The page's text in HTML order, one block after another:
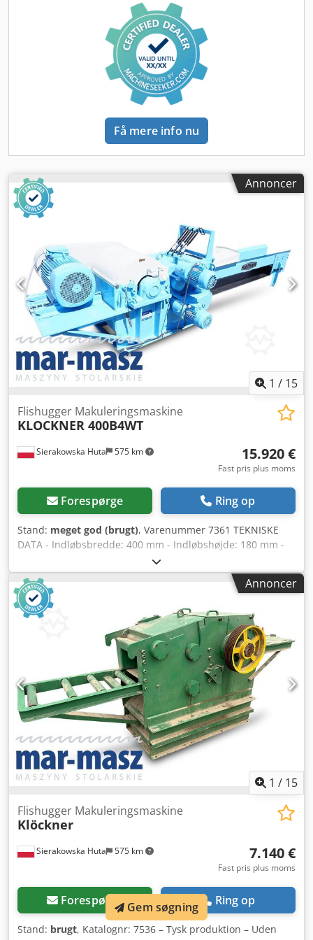
produktion – Meget god stand – Brugt flishugger Nettopris:
23.900 PLN Nettopris: 5.690 EUR afhængig af kurs 4,2 EUR
(Priser kan ændre sig ved større udsving)
Få mere info nu
Annoncer
1 / 15
Sierakowska Huta 575 km
Flishugger Makuleringsmaskine
KLOCKNER 400B4WT
15.920 €
Fast pris plus moms
Forespørge Ring op
Stand: meget god (brugt), Varenummer 7361 TEKNISKE
DATA - Indløbsbredde: 400 mm - Indløbshøjde: 180 mm -
Valsebredde: 430 mm - Valsediameter: 430 mm Djdpfezh
Ivajx Ag Asck - Knivlængde: 430 mm - Antal knive: 2 stk. -
Soldimensioner: 60x60 mm - 2 trækvalser med tandhjul
nedenfra - Motor for nedre valser: 1,8 kW - 2 trækvalser
med tandhjul ovenfra - Motor for øvre valser: 1,8 kW -
Båndfodring - Båndfodringslængde: 2200 mm -
Båndbredde: 330 mm - Hovedmotor: 22 kW - Autoreverse -
Bakgear - Samlede dimensioner (l/b/h): 4100x1350x1100
mm - Vægt: 1800 kg FORDELE – Tysk produktion –
Autoreverse (justerbar) – Bakgear – Brugt flishugger, meget
god stand Nettopris: 66.900 PLN Nettopris: 15.920 EUR
baseret på 4,2 EUR kurs (Priser kan ændre sig ved
væsentlige valutakursudsving)
Annoncer
1 / 15
Sierakowska Huta 575 km
Flishugger Makuleringsmaskine
Klöckner
7.140 €
Fast pris plus moms
Forespørge Ring op
Stand: brugt, Katalognr: 7536 – Tysk produktion – Uden
Gem søgning